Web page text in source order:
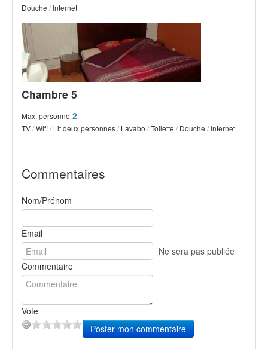
Douche / Internet
Chambre 5
Max. personne 2
TV/Wifi/ Lit deux personnes/ Lavabo /Toilette / Douche / Internet
Commentaires
Nom/Prénom
Email
Ne sera pas publiée
Commentaire
Vote
Poster mon commentaire